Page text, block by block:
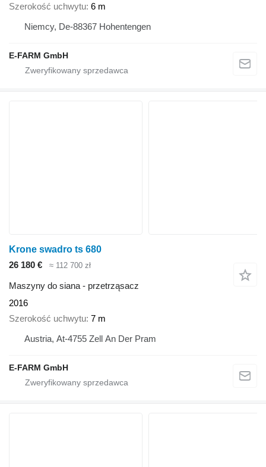
Szerokość uchwytu 6 m
Niemcy, De-88367 Hohentengen
E-FARM GmbH
Krone swadro ts 680
26 180 €
≈ 112 700 zł
Maszyny do siana - przetrząsacz
2016
Szerokość uchwytu 7 m
Austria, At-4755 Zell An Der Pram
E-FARM GmbH